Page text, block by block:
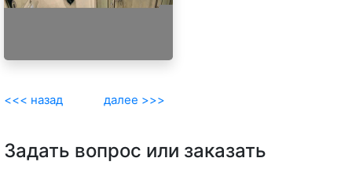
<<< назад далее >>>
Задать вопрос или заказать